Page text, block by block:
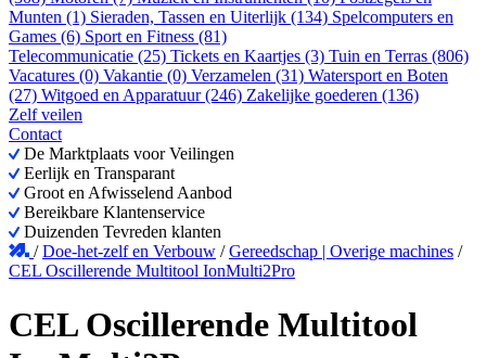
Munten (1) Sieraden, Tassen en Uiterlijk (134) Spelcomputers en
Games (6) Sport en Fitness (81)
Telecommunicatie (25) Tickets en Kaartjes (3) Tuin en Terras (806)
Vacatures (0) Vakantie (0) Verzamelen (31) Watersport en Boten
(27) Witgoed en Apparatuur (246) Zakelijke goederen (136)
Zelf veilen
Contact
De Marktplaats voor Veilingen
Eerlijk en Transparant
Groot en Afwisselend Aanbod
Bereikbare Klantenservice
Duizenden Tevreden klanten
/Doe-het-zelf en Verbouw /Gereedschap | Overige machines /
CEL Oscillerende Multitool IonMulti2Pro
CEL Oscillerende Multitool